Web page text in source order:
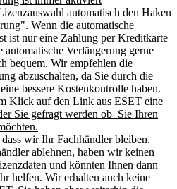
automatisch den Haken
Wenn die automatische
ist nur eine Zahlung per Kreditkarte
Verlängerung gerne
bequem. Wir empfehlen die
abzuschalten, da Sie durch die
bessere Kostenkontrolle haben.
Klick auf den Link aus ESET eine
Sie gefragt werden ob Sie Ihren
wir Ihr Fachhändler bleiben.
ablehnen, haben wir keinen
und könnten Ihnen dann
helfen. Wir erhalten auch keine